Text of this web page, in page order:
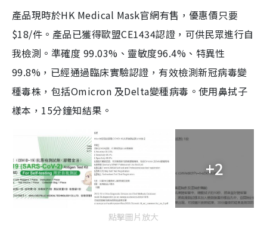
產品現時於HK Medical Mask官網有售，優惠價只要
$18/件。產品已獲得歐盟CE1434認證，可供民眾進行自
我檢測。準確度 99.03%、靈敏度96.4%、特異性
99.8%，已經通過臨床實驗認證，有效檢測新冠病毒變
種毒株，包括Omicron 及Delta變種病毒。使用鼻拭子
樣本，15分鐘知結果。
+2
點擊圖片放大